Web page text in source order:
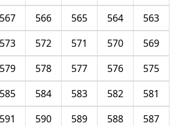
563
564
565
566
567
569
570
571
572
573
575
576
577
578
579
581
582
583
584
585
587
588
589
590
591